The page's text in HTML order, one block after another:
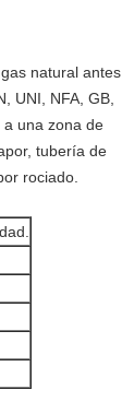
natural antes
UNI, NFA, GB,
una zona de
tubería de
rociado.